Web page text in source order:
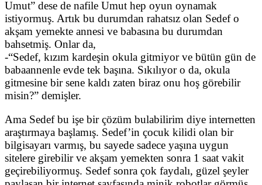
Umut” dese de nafile Umut hep oyun oynamak
istiyormuş. Artık bu durumdan rahatsız olan Sedef o
akşam yemekte annesi ve babasına bu durumdan
bahsetmiş. Onlar da,
-“Sedef, kızım kardeşin okula gitmiyor ve bütün gün de
babaannenle evde tek başına. Sıkılıyor o da, okula
gitmesine bir sene kaldı zaten biraz onu hoş görebilir
misin?” demişler.
Ama Sedef bu işe bir çözüm bulabilirim diye internetten
araştırmaya başlamış. Sedef’in çocuk kilidi olan bir
bilgisayarı varmış, bu sayede sadece yaşına uygun
sitelere girebilir ve akşam yemekten sonra 1 saat vakit
geçirebiliyormuş. Sedef sonra çok faydalı, güzel şeyler